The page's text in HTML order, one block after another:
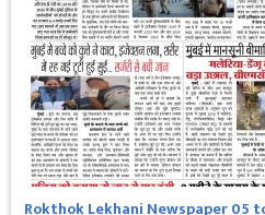
Rokthok Lekhani Newspaper 05